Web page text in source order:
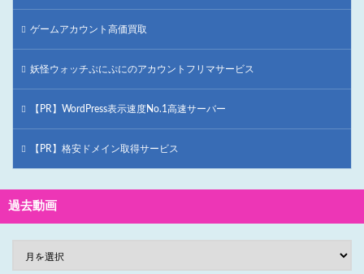
ゲームアカウント高価買取
妖怪ウォッチぷにぷにのアカウントフリマサービス
【PR】WordPress表示速度No.1高速サーバー
【PR】格安ドメイン取得サービス
過去動画